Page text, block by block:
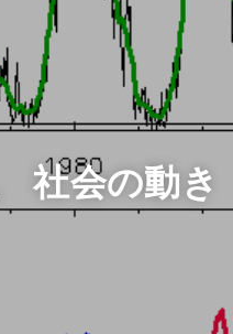
社会の動き